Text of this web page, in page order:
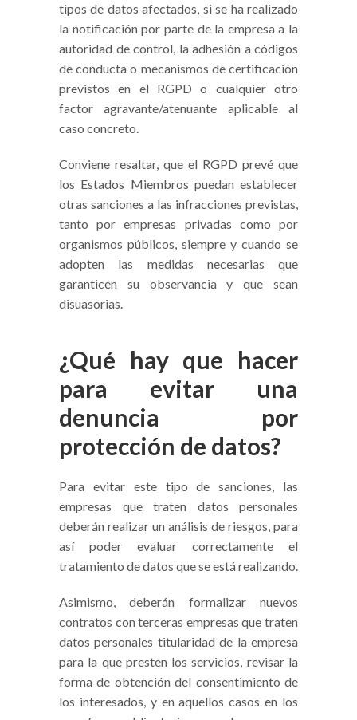
tipos de datos afectados, si se ha realizado
la notificación por parte de la empresa a la
autoridad de control, la adhesión a códigos
de conducta o mecanismos de certificación
previstos en el RGPD o cualquier otro
factor agravante/atenuante aplicable al
caso concreto.
Conviene resaltar, que el RGPD prevé que
los Estados Miembros puedan establecer
otras sanciones a las infracciones previstas,
tanto por empresas privadas como por
organismos públicos, siempre y cuando se
adopten las medidas necesarias que
garanticen su observancia y que sean
disuasorias.
¿Qué hay que hacer
para evitar una
denuncia por
protección de datos?
Para evitar este tipo de sanciones, las
empresas que traten datos personales
deberán realizar un análisis de riesgos, para
así poder evaluar correctamente el
tratamiento de datos que se está realizando.
Asimismo, deberán formalizar nuevos
contratos con terceras empresas que traten
datos personales titularidad de la empresa
para la que presten los servicios, revisar la
forma de obtención del consentimiento de
los interesados, y en aquellos casos en los